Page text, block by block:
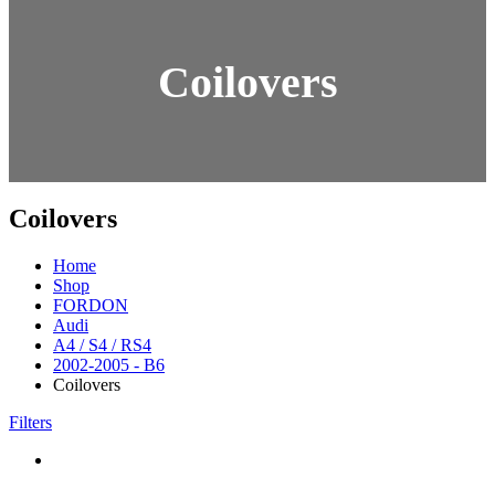
Coilovers
Coilovers
Home
Shop
FORDON
Audi
A4 / S4 / RS4
2002-2005 - B6
Coilovers
Filters